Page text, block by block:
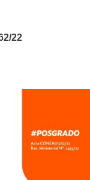
22